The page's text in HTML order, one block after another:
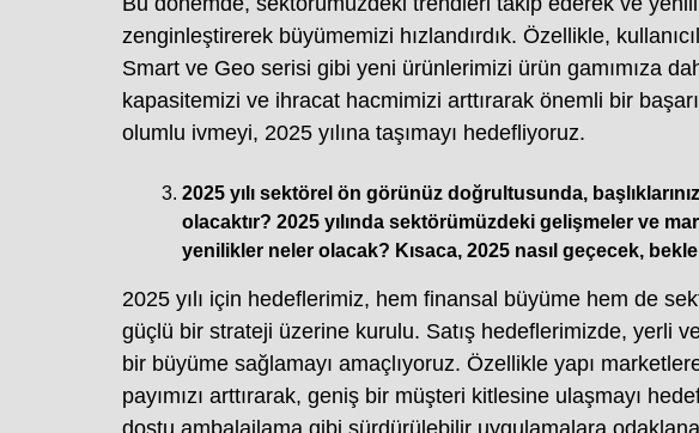
zenginleştirerek büyümemizi hızlandırdık. Özellikle,
Smart ve Geo serisi gibi yeni ürünlerimizi ürün gamımıza
kapasitemizi ve ihracat hacmimizi arttırarak önemli bir
olumlu ivmeyi, 2025 yılına taşımayı hedefliyoruz.
2025 yılı sektörel ön görünüz doğrultusunda,
olacaktır? 2025 yılında sektörümüzdeki gelişmeler ve
yenilikler neler olacak? Kısaca, 2025 nasıl geçecek,
2025 yılı için hedeflerimiz, hem finansal büyüme hem de
güçlü bir strateji üzerine kurulu. Satış hedeflerimizde, yerli
bir büyüme sağlamayı amaçlıyoruz. Özellikle yapı
payımızı arttırarak, geniş bir müşteri kitlesine ulaşmayı